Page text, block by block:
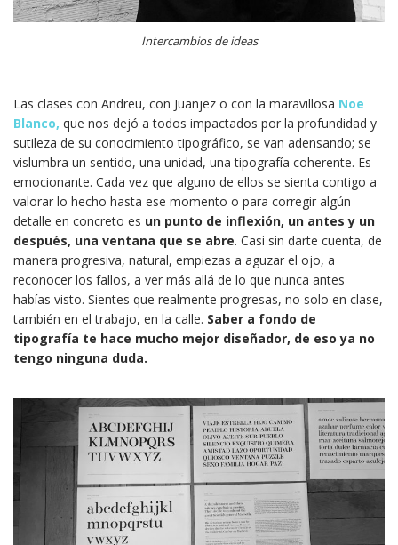
Intercambios de ideas
Las clases con Andreu, con Juanjez o con la maravillosa Noe
Blanco, que nos dejó a todos impactados por la profundidad y
sutileza de su conocimiento tipográfico, se van adensando; se
vislumbra un sentido, una unidad, una tipografía coherente. Es
emocionante. Cada vez que alguno de ellos se sienta contigo a
valorar lo hecho hasta ese momento o para corregir algún
detalle en concreto es un punto de inflexión, un antes y un
después, una ventana que se abre. Casi sin darte cuenta, de
manera progresiva, natural, empiezas a aguzar el ojo, a
reconocer los fallos, a ver más allá de lo que nunca antes
habías visto. Sientes que realmente progresas, no solo en clase,
también en el trabajo, en la calle. Saber a fondo de
tipografía te hace mucho mejor diseñador, de eso ya no
tengo ninguna duda.